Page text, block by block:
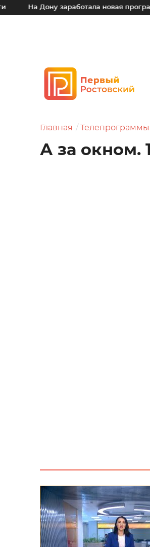
заработала новая программа
Главная Телепрограммы
А за окном.